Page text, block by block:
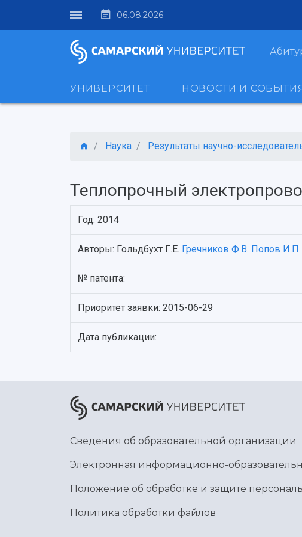
06.08.2026
УНИВЕРСИТЕТ НОВОСТИ И
Наука Результаты научно-
Теплопрочный
Год: 2014
Авторы: Гольдбухт Г.Е. Гречников Ф.В. Попов И.П.
№ патента:
Приоритет заявки: 2015-06-29
Дата публикации:
Сведения об образовательной организации
Электронная информационно-
Положение об обработке и защите
Политика обработки файлов